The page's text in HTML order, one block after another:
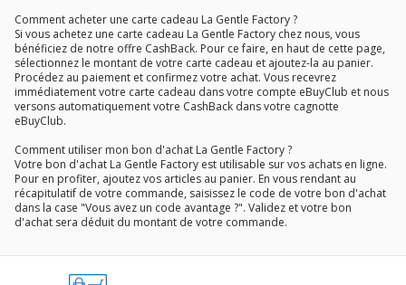
Comment acheter une carte cadeau La Gentle Factory ?
Si vous achetez une carte cadeau La Gentle Factory chez nous, vous
bénéficiez de notre offre CashBack. Pour ce faire, en haut de cette page,
sélectionnez le montant de votre carte cadeau et ajoutez-la au panier.
Procédez au paiement et confirmez votre achat. Vous recevrez
immédiatement votre carte cadeau dans votre compte eBuyClub et nous
versons automatiquement votre CashBack dans votre cagnotte
eBuyClub.
Comment utiliser mon bon d'achat La Gentle Factory ?
Votre bon d'achat La Gentle Factory est utilisable sur vos achats en ligne.
Pour en profiter, ajoutez vos articles au panier. En vous rendant au
récapitulatif de votre commande, saisissez le code de votre bon d'achat
dans la case "Vous avez un code avantage ?". Validez et votre bon
d'achat sera déduit du montant de votre commande.